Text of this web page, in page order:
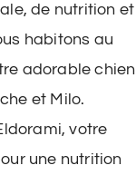
de nutrition et
habitons au
adorable chien
et Milo.
votre
une nutrition